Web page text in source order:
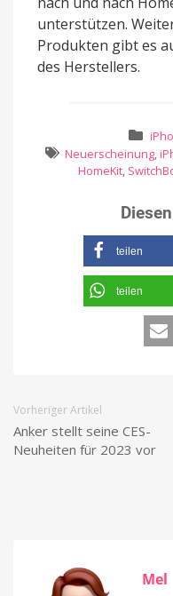
unterstützen.
Produkten gibt es
des Herstellers.
Neuerscheinung,
HomeKit,
teilen
teilen
Vorheriger Artikel
Anker stellt seine CES-
Neuheiten für 2023 vor
Mel